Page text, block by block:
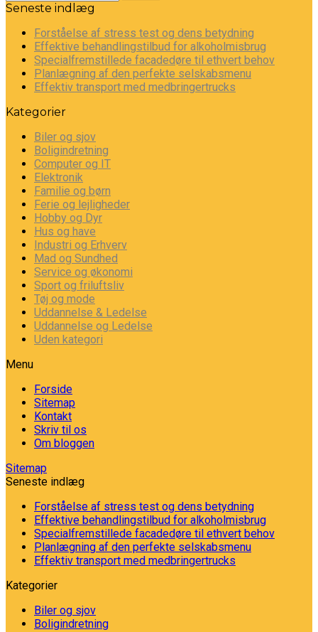
Seneste indlæg
Forståelse af stress test og dens betydning
Effektive behandlingstilbud for alkoholmisbrug
Specialfremstillede facadedøre til ethvert behov
Planlægning af den perfekte selskabsmenu
Effektiv transport med medbringertrucks
Kategorier
Biler og sjov
Boligindretning
Computer og IT
Elektronik
Familie og børn
Ferie og lejligheder
Hobby og Dyr
Hus og have
Industri og Erhverv
Mad og Sundhed
Service og økonomi
Sport og friluftsliv
Tøj og mode
Uddannelse & Ledelse
Uddannelse og Ledelse
Uden kategori
Menu
Forside
Sitemap
Kontakt
Skriv til os
Om bloggen
Sitemap
Seneste indlæg
Forståelse af stress test og dens betydning
Effektive behandlingstilbud for alkoholmisbrug
Specialfremstillede facadedøre til ethvert behov
Planlægning af den perfekte selskabsmenu
Effektiv transport med medbringertrucks
Kategorier
Biler og sjov
Boligindretning